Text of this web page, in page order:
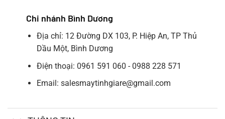
Chi nhánh Bình Dương
Địa chỉ: 12 Đường DX 103, P. Hiệp An, TP Thủ
Dầu Một, Bình Dương
Điện thoại: 0961 591 060 - 0988 228 571
Email: salesmaytinhgiare@gmail.com